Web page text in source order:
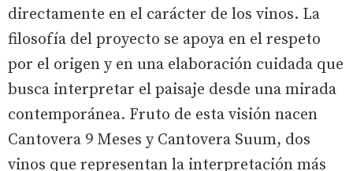
directamente en el carácter de los vinos. La
filosofía del proyecto se apoya en el respeto
por el origen y en una elaboración cuidada que
busca interpretar el paisaje desde una mirada
contemporánea. Fruto de esta visión nacen
Cantovera 9 Meses y Cantovera Suum, dos
vinos que representan la interpretación más